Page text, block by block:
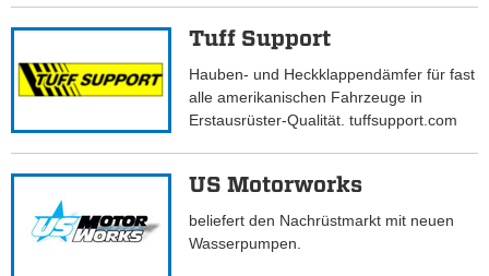
Tuff Support
Hauben- und Heckklappendämfer für fast
alle amerikanischen Fahrzeuge in
Erstausrüster-Qualität. tuffsupport.com
US Motorworks
beliefert den Nachrüstmarkt mit neuen
Wasserpumpen.